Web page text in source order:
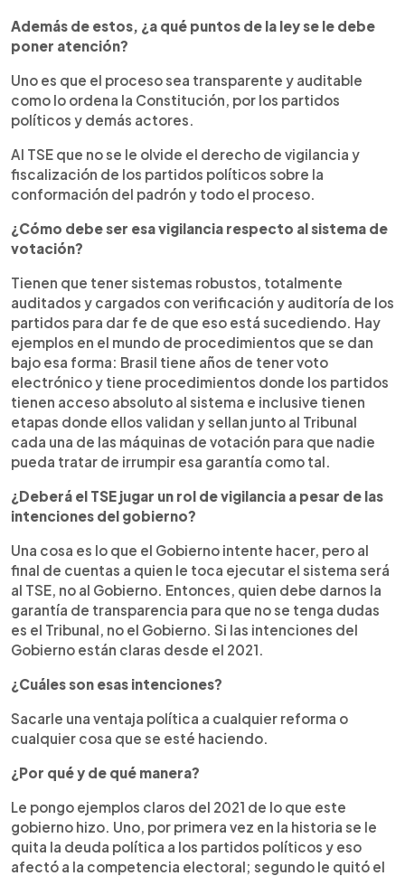
Además de estos, ¿a qué puntos de la ley se le debe
poner atención?
Uno es que el proceso sea transparente y auditable
como lo ordena la Constitución, por los partidos
políticos y demás actores.
Al TSE que no se le olvide el derecho de vigilancia y
fiscalización de los partidos políticos sobre la
conformación del padrón y todo el proceso.
¿Cómo debe ser esa vigilancia respecto al sistema de
votación?
Tienen que tener sistemas robustos, totalmente
auditados y cargados con verificación y auditoría de los
partidos para dar fe de que eso está sucediendo. Hay
ejemplos en el mundo de procedimientos que se dan
bajo esa forma: Brasil tiene años de tener voto
electrónico y tiene procedimientos donde los partidos
tienen acceso absoluto al sistema e inclusive tienen
etapas donde ellos validan y sellan junto al Tribunal
cada una de las máquinas de votación para que nadie
pueda tratar de irrumpir esa garantía como tal.
¿Deberá el TSE jugar un rol de vigilancia a pesar de las
intenciones del gobierno?
Una cosa es lo que el Gobierno intente hacer, pero al
final de cuentas a quien le toca ejecutar el sistema será
al TSE, no al Gobierno. Entonces, quien debe darnos la
garantía de transparencia para que no se tenga dudas
es el Tribunal, no el Gobierno. Si las intenciones del
Gobierno están claras desde el 2021.
¿Cuáles son esas intenciones?
Sacarle una ventaja política a cualquier reforma o
cualquier cosa que se esté haciendo.
¿Por qué y de qué manera?
Le pongo ejemplos claros del 2021 de lo que este
gobierno hizo. Uno, por primera vez en la historia se le
quita la deuda política a los partidos políticos y eso
afectó a la competencia electoral; segundo le quitó el